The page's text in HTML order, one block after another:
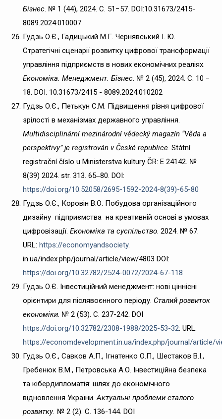
Бізнес . № 1 (44), 2024. C. 51−57. DOI:10.31673/2415-
8089.2024.010007
Гудзь О.Є., Гадицький М.Г. Чернявський І. Ю.
Стратегічні сценарії розвитку цифрової трансформації
управління підприємств в нових економічних реаліях.
Економіка. Менеджмент. Бізнес . № 2 (45), 2024. C. 10 −
18. DOI: 10.31673/2415 - 8089.2024.010202
Гудзь О.Є., Петькун С.М. Підвищення рівня цифрової
зрілості в механізмах державного управління.
Multidisciplinární mezinárodní vědecký magazín “Věda a
perspektivy” je registrován v České republice . Státní
registrační číslo u Ministerstva kultury ČR: E 24142. №
8(39) 2024. str. 313. 65‒80. DOI:
https://doi.org/10.52058/2695-1592-2024-8(39)-65-80
Гудзь О.Є., Коровін В.О. Побудова організаційного
дизайну підприємства на креативній основі в умовах
цифровізації. Економіка та суспільство . 2024. № 67.
URL: https://economyandsociety.
in.ua/index.php/journal/article/view/4803 DOI:
https://doi.org/10.32782/2524-0072/2024-67-118
Гудзь О.Є. Інвестиційний менеджмент: нові ціннісні
орієнтири для післявоєнного періоду. Сталий розвиток
економіки . № 2 (53). С. 237-242. DOI
https://doi.org/10.32782/2308-1988/2025-53-32: URL:
https://economdevelopment.in.ua/index.php/journal/article/
Гудзь О.Є., Савков А.П., Ігнатенко О.П., Шестаков В.І.,
Гребенюк В.М., Петровська А.О. Інвестиційна безпека
та кібердипломатія: шлях до економічного
відновлення України. Актуальні проблеми сталого
розвитку. № 2 (2). С. 136-144. DOI